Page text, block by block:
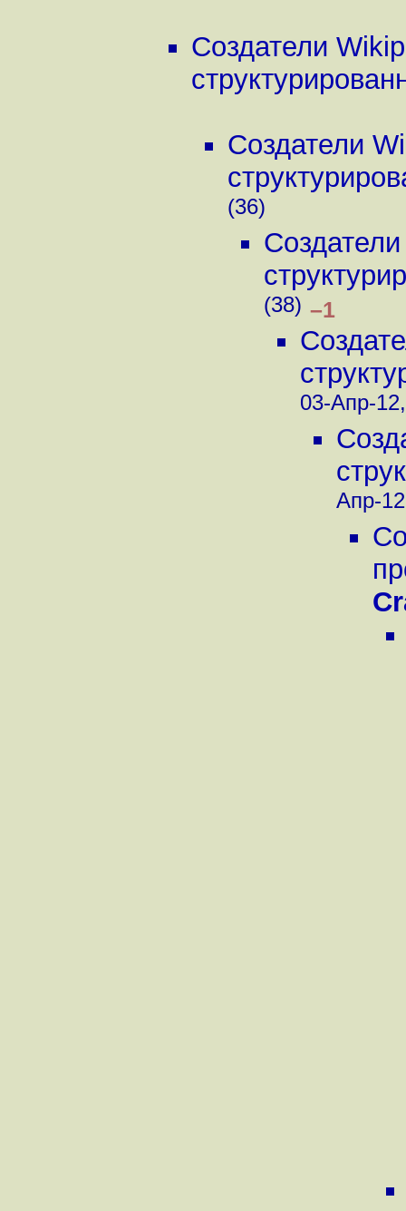
Создатели
Создатели
(36)
(38) –1
03-Апр-
Апр-